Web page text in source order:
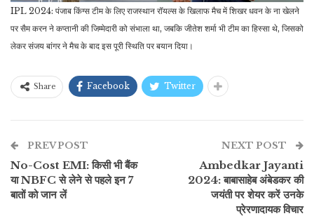
IPL 2024: पंजाब किंग्स टीम के लिए राजस्थान रॉयल्स के खिलाफ मैच में शिखर धवन के ना खेलने
पर सैम करन ने कप्तानी की जिम्मेदारी को संभाला था, जबकि जीतेश शर्मा भी टीम का हिस्सा थे, जिसको
लेकर संजय बांगर ने मैच के बाद इस पूरी स्थिति पर बयान दिया।
Share Facebook Twitter
PREV POST
No-Cost EMI: किसी भी बैंक
या NBFC से लेने से पहले इन 7
बातों को जान लें
NEXT POST
Ambedkar Jayanti
2024: बाबासाहेब अंबेडकर की
जयंती पर शेयर करें उनके
प्रेरणादायक विचार